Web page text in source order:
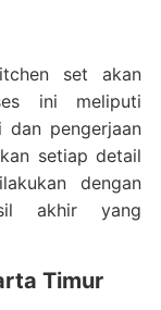
set akan
ini meliputi
dan pengerjaan
setiap detail
dengan
akhir yang
Timur